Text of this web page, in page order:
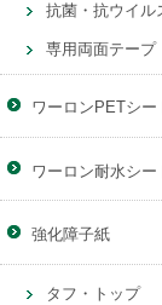
抗菌・抗ウイル
専用両面テープ
ワーロンPETシー
ワーロン耐水シー
強化障子紙
タフ・トップ